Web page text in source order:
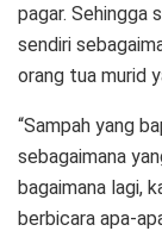
pagar. Sehingga
sendiri
orang tua murid
“Sampah yang
sebagaimana
bagaimana lagi,
berbicara apa-